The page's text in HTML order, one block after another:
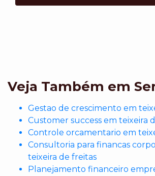
Veja Também em
Gestao de crescimento em
Customer success em teixeira
Controle orcamentario em
Consultoria para financas
teixeira de freitas
Planejamento financeiro